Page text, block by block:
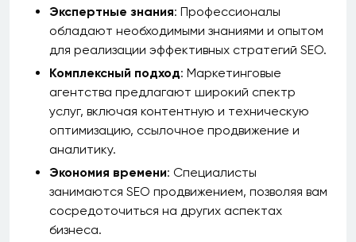
Экспертные знания: Профессионалы
обладают необходимыми знаниями и опытом
для реализации эффективных стратегий SEO.
Комплексный подход: Маркетинговые
агентства предлагают широкий спектр
услуг, включая контентную и техническую
оптимизацию, ссылочное продвижение и
аналитику.
Экономия времени: Специалисты
занимаются SEO продвижением, позволяя вам
сосредоточиться на других аспектах
бизнеса.